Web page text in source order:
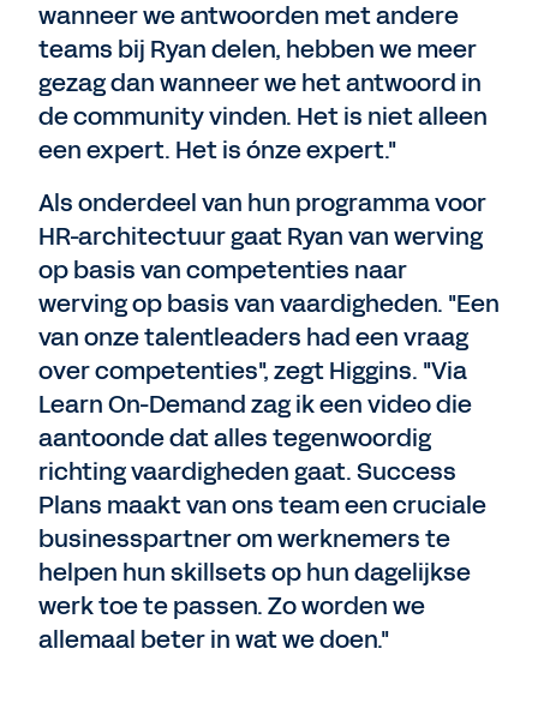
wanneer we antwoorden met andere
teams bij Ryan delen, hebben we meer
gezag dan wanneer we het antwoord in
de community vinden. Het is niet alleen
een expert. Het is ónze expert."
Als onderdeel van hun programma voor
HR-architectuur gaat Ryan van werving
op basis van competenties naar
werving op basis van vaardigheden. "Een
van onze talentleaders had een vraag
over competenties", zegt Higgins. "Via
Learn On-Demand zag ik een video die
aantoonde dat alles tegenwoordig
richting vaardigheden gaat. Success
Plans maakt van ons team een cruciale
businesspartner om werknemers te
helpen hun skillsets op hun dagelijkse
werk toe te passen. Zo worden we
allemaal beter in wat we doen."